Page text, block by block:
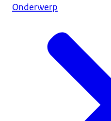
Onderwerp